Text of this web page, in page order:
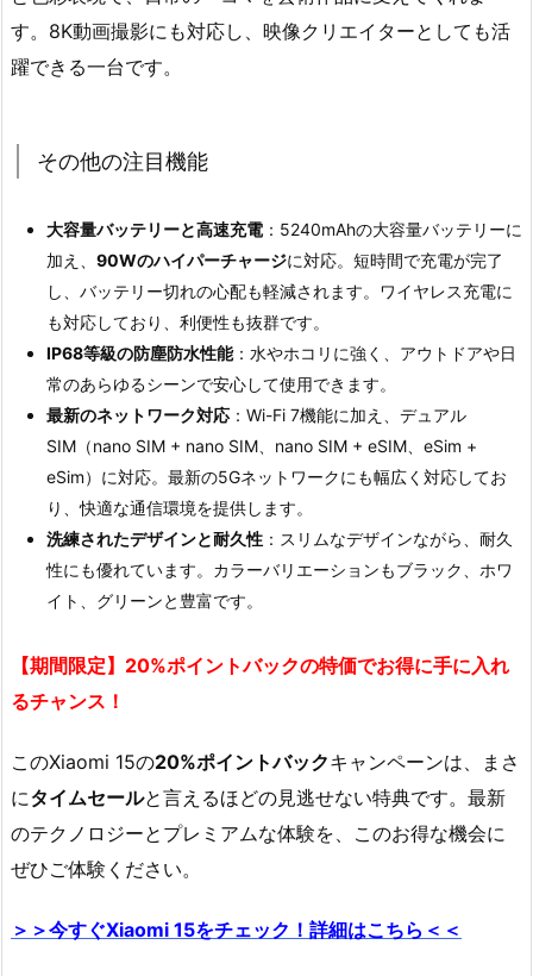
す。8K動画撮影にも対応し、映像クリエイターとしても活
躍できる一台です。
その他の注目機能
大容量バッテリーと高速充電 ：5240mAhの大容量バッテリーに
加え、 90Wのハイパーチャージに対応。短時間で充電が完了
し、バッテリー切れの心配も軽減されます。ワイヤレス充電に
も対応しており、利便性も抜群です。
IP68等級の防塵防水性能：水やホコリに強く、アウトドアや日
常のあらゆるシーンで安心して使用できます。
最新のネットワーク対応 ：Wi-Fi 7機能に加え、デュアル
SIM（nano SIM + nano SIM、nano SIM + eSIM、eSim +
eSim）に対応。最新の5Gネットワークにも幅広く対応してお
り、快適な通信環境を提供します。
洗練されたデザインと耐久性 ：スリムなデザインながら、耐久
性にも優れています。カラーバリエーションもブラック、ホワ
イト、グリーンと豊富です。
【期間限定】20%ポイントバックの特価でお得に手に入れ
るチャンス！
このXiaomi 15の20%ポイントバックキャンペーンは、まさ
にタイムセールと言えるほどの見逃せない特典です。最新
のテクノロジーとプレミアムな体験を、このお得な機会に
ぜひご体験ください。
＞＞今すぐXiaomi 15をチェック！詳細はこちら＜＜